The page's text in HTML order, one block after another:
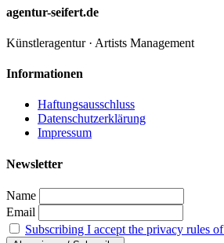
agentur-seifert.de
Künstleragentur · Artists Management
Informationen
Haftungsausschluss
Datenschutzerklärung
Impressum
Newsletter
Name
Email
Subscribing I accept the privacy rules